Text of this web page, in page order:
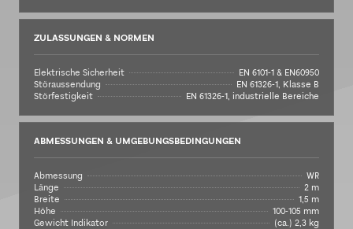
ZULASSUNGEN & NORMEN
Elektrische Sicherheit
EN 6101-1 & EN60950
Störaussendung
EN 61326-1, Klasse B
Störfestigkeit
EN 61326-1, industrielle Bereiche
ABMESSUNGEN & UMGEBUNGSBEDINGUNGEN
Abmessung
WR
Länge
2 m
Breite
1,5 m
Höhe
100-105 mm
Gewicht Indikator
(ca.) 2,3 kg